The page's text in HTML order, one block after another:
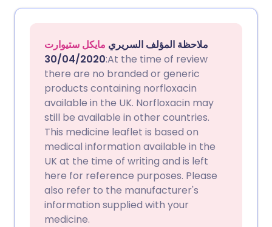
مشاركة عبر فيسبوك
مشاركة عبر لينكد إن
مشاركة عبر X
مشاركة عبر واتساب
نسخ الرابط
🇩🇪 Deutsch
🇪🇸 Español 🇫🇷 Français
🇮🇹 Italiano
🇮🇳 हिन्दी
🇸🇦 عربي 🇸🇪 Svenska
ملاحظة المؤلف السريري مايكل ستيوارت
30/04/2020:At the time of review
there are no branded or generic
products containing norfloxacin
available in the UK. Norfloxacin may
still be available in other countries.
This medicine leaflet is based on
medical information available in the
UK at the time of writing and is left
here for reference purposes. Please
also refer to the manufacturer's
information supplied with your
medicine.